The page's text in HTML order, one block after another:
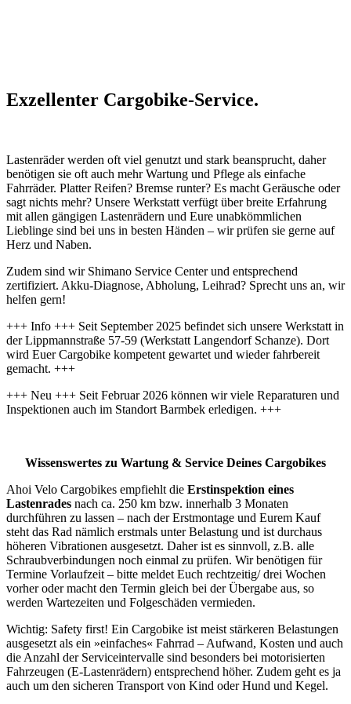
Exzellenter Cargobike-Service.
Lastenräder werden oft viel genutzt und stark beansprucht, daher
benötigen sie oft auch mehr Wartung und Pflege als einfache
Fahrräder. Platter Reifen? Bremse runter? Es macht Geräusche oder
sagt nichts mehr? Unsere Werkstatt verfügt über breite Erfahrung
mit allen gängigen Lastenrädern und Eure unabkömmlichen
Lieblinge sind bei uns in besten Händen – wir prüfen sie gerne auf
Herz und Naben.
Zudem sind wir Shimano Service Center und entsprechend
zertifiziert. Akku-Diagnose, Abholung, Leihrad? Sprecht uns an, wir
helfen gern!
+++ Info +++ Seit September 2025 befindet sich unsere Werkstatt in
der Lippmannstraße 57-59 (Werkstatt Langendorf Schanze). Dort
wird Euer Cargobike kompetent gewartet und wieder fahrbereit
gemacht. +++
+++ Neu +++ Seit Februar 2026 können wir viele Reparaturen und
Inspektionen auch im Standort Barmbek erledigen. +++
Wissenswertes zu Wartung & Service Deines Cargobikes
Ahoi Velo Cargobikes empfiehlt die Erstinspektion eines
Lastenrades nach ca. 250 km bzw. innerhalb 3 Monaten
durchführen zu lassen – nach der Erstmontage und Eurem Kauf
steht das Rad nämlich erstmals unter Belastung und ist durchaus
höheren Vibrationen ausgesetzt. Daher ist es sinnvoll, z.B. alle
Schraubverbindungen noch einmal zu prüfen. Wir benötigen für
Termine Vorlaufzeit – bitte meldet Euch rechtzeitig/ drei Wochen
vorher oder macht den Termin gleich bei der Übergabe aus, so
werden Wartezeiten und Folgeschäden vermieden.
Wichtig: Safety first! Ein Cargobike ist meist stärkeren Belastungen
ausgesetzt als ein »einfaches« Fahrrad – Aufwand, Kosten und auch
die Anzahl der Serviceintervalle sind besonders bei motorisierten
Fahrzeugen (E-Lastenrädern) entsprechend höher. Zudem geht es ja
auch um den sicheren Transport von Kind oder Hund und Kegel.